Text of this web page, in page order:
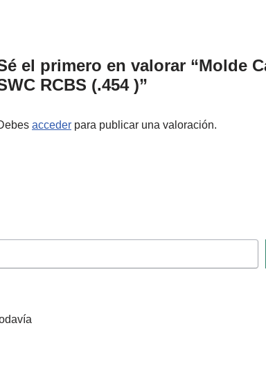
el primero en valorar “Molde
RCBS (.454 )”
acceder para publicar una valoración.